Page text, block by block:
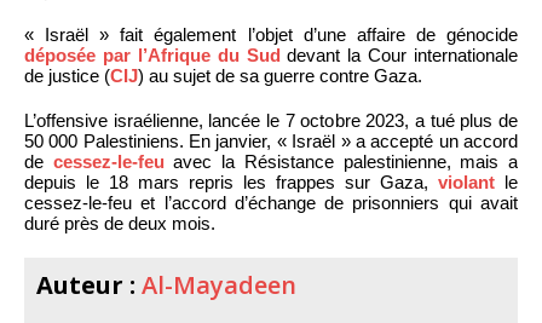
« Israël » fait également l’objet d’une affaire de génocide
déposée par l’Afrique du Sud devant la Cour internationale
de justice (CIJ) au sujet de sa guerre contre Gaza.
L’offensive israélienne, lancée le 7 octobre 2023, a tué plus de
50 000 Palestiniens. En janvier, « Israël » a accepté un accord
de cessez-le-feu avec la Résistance palestinienne, mais a
depuis le 18 mars repris les frappes sur Gaza, violant le
cessez-le-feu et l’accord d’échange de prisonniers qui avait
duré près de deux mois.
Auteur : Al-Mayadeen